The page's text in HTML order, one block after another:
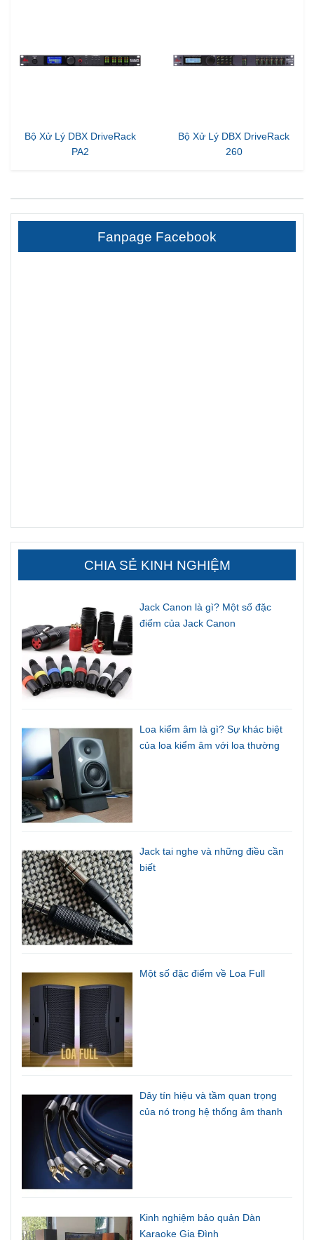
Bộ Xử Lý DBX DriveRack
PA2
Bộ Xử Lý DBX DriveRack
260
Fanpage Facebook
CHIA SẺ KINH NGHIỆM
Jack Canon là gì? Một số đặc
điểm của Jack Canon
Loa kiểm âm là gì? Sự khác biệt
của loa kiểm âm với loa thường
Jack tai nghe và những điều cần
biết
Một số đặc điểm về Loa Full
Dây tín hiệu và tầm quan trọng
của nó trong hệ thống âm thanh
Kinh nghiệm bảo quản Dàn
Karaoke Gia Đình